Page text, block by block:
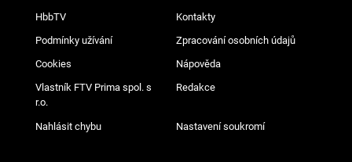
HbbTV Kontakty
Podmínky užívání Zpracování osobních údajů
Cookies Nápověda
Vlastník FTV Prima spol. s
r.o.
Redakce
Nahlásit chybu Nastavení soukromí